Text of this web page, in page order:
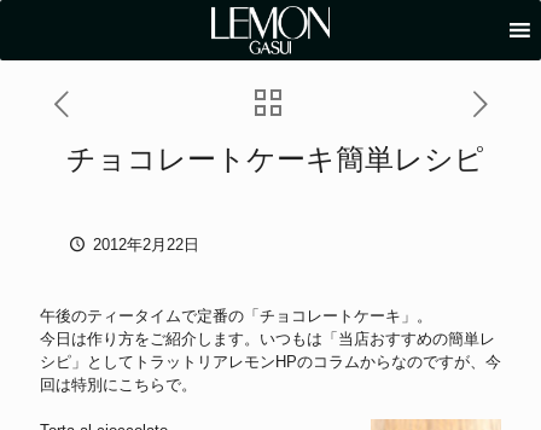
チョコレートケーキ簡単レシピ
2012年2月22日
午後のティータイムで定番の「チョコレートケーキ」。
今日は作り方をご紹介します。いつもは「当店おすすめの簡単レ
シピ」としてトラットリアレモンHPのコラムからなのですが、今
回は特別にこちらで。